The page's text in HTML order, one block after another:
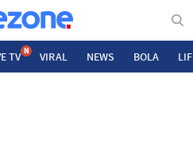
TV N VIRAL NEWS BOLA